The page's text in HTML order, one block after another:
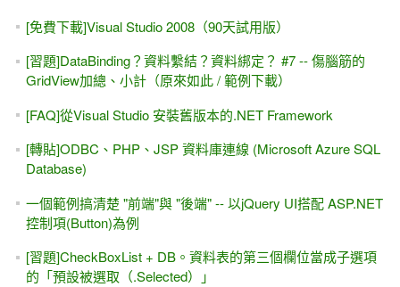
[免費下載]Visual Studio 2008（90天試用版）
[習題]DataBinding？資料繫結？資料綁定？ #7 -- 傷腦筋的
GridView加總、小計（原來如此 / 範例下載）
[FAQ]從Visual Studio 安裝舊版本的.NET Framework
[轉貼]ODBC、PHP、JSP 資料庫連線 (Microsoft Azure SQL
Database)
一個範例搞清楚 "前端"與 "後端" -- 以jQuery UI搭配 ASP.NET
控制項(Button)為例
[習題]CheckBoxList + DB。資料表的第三個欄位當成子選項
的「預設被選取（.Selected）」